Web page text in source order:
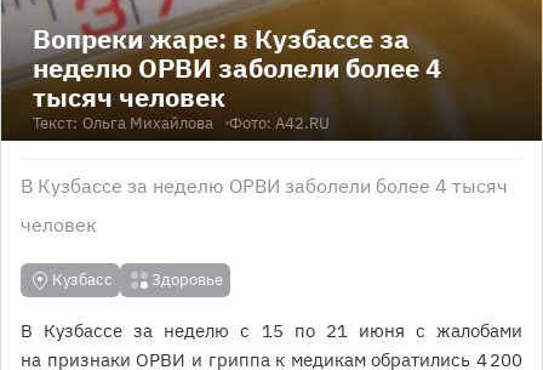
Вопреки жаре: в Кузбассе за
неделю ОРВИ заболели более 4
тысяч человек
Текст: Ольга Михайлова Фото: A42.RU
В Кузбассе за неделю ОРВИ заболели более 4 тысяч
человек
Кузбасс Здоровье
В Кузбассе за неделю с 15 по 21 июня с жалобами
на признаки ОРВИ и гриппа к медикам обратились 4 200